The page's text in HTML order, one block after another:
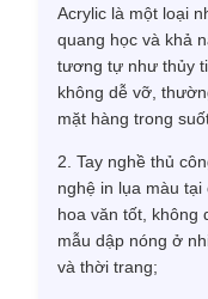
Acrylic là một loại
quang học và khả
tương tự như thủy
không dễ vỡ,
mặt hàng trong
2. Tay nghề thủ
nghệ in lụa màu
hoa văn tốt, không
mẫu dập nóng ở
và thời trang;